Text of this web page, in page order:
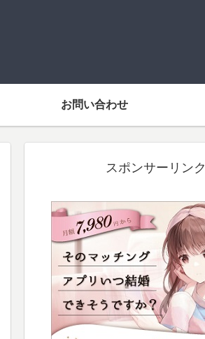
お問い合わせ
スポンサーリンク